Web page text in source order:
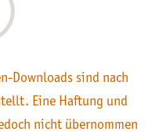
Downloads sind nach
Eine Haftung und
nicht übernommen